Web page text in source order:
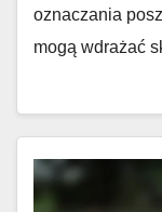
oznaczania
mogą wdrażać